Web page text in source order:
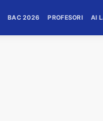
BAC 2026 PROFESORI AI